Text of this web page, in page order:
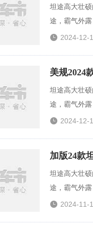
坦途高大壮
途，霸气外露
 2024-12-
美规2024
坦途高大壮
途，霸气外露
 2024-12-
加版24款
坦途高大壮
途，霸气外露
 2024-11-